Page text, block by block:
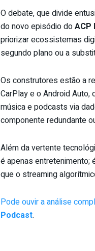
O debate, que divide
do novo episódio doACP
priorizar ecossistemas
segundo plano ou a
Os construtores estão a
CarPlay e o Android
música e podcasts via
componente redundante
Além da vertente
é apenas entretenimento;
que o streaming
Pode ouvir a análise
Podcast.